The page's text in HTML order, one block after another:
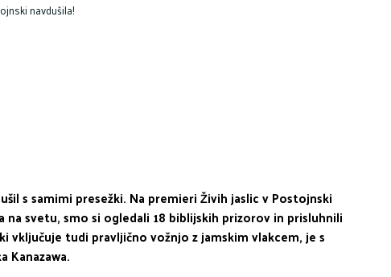
navdušila!
s samimi presežki. Na premieri Živih jaslic v Postojnski
svetu, smo si ogledali 18 biblijskih prizorov in prisluhnili
vključuje tudi pravljično vožnjo z jamskim vlakcem, je s
Kanazawa.